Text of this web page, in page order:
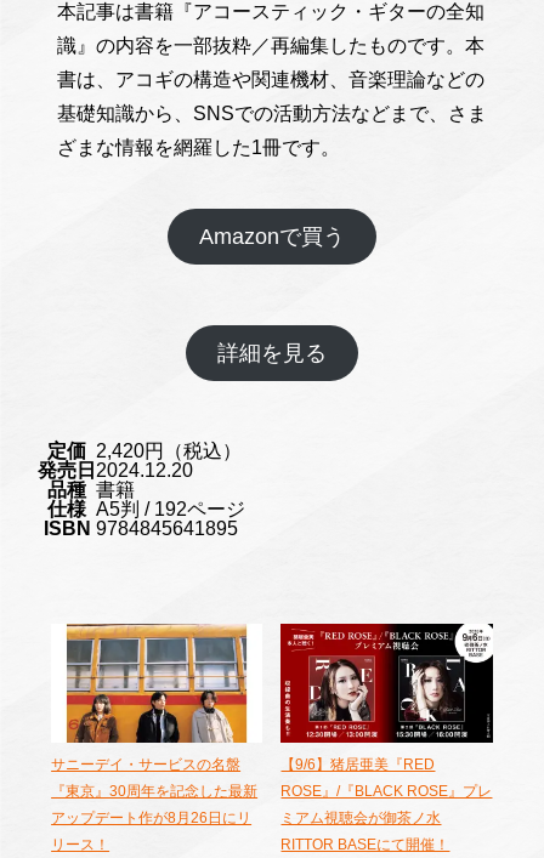
本記事は書籍『アコースティック・ギターの全知
識』の内容を一部抜粋／再編集したものです。本
書は、アコギの構造や関連機材、音楽理論などの
基礎知識から、SNSでの活動方法などまで、さま
ざまな情報を網羅した1冊です。
Amazonで買う
詳細を見る
定価 2,420円（税込）
発売日 2024.12.20
品種 書籍
仕様 A5判 / 192ページ
ISBN 9784845641895
サニーデイ・サービスの名盤
『東京』30周年を記念した最新
アップデート作が8月26日にリ
リース！
【9/6】猪居亜美『RED
ROSE』/『BLACK ROSE』プレ
ミアム視聴会が御茶ノ水
RITTOR BASEにて開催！